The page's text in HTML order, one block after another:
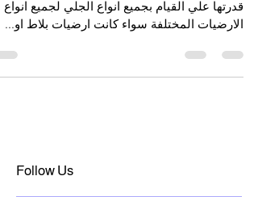
قدرتها علي القيام بجميع انواع الجلي لجميع انواع
الارضيات المختلفة سواء كانت ارضيات بلاط او...
Follow Us